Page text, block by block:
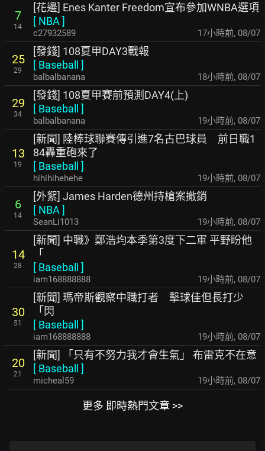
7
14
[花邊] Enes Kanter Freedom宣布參加WNBA選項
[ NBA ]
c27932589 17小時前, 08/07
25
29
[發錢] 108夏甲DAY3戰報
[ Baseball ]
balbalbanana 18小時前, 08/07
29
34
[發錢] 108夏甲賽前預測DAY4(上)
[ Baseball ]
balbalbanana 19小時前, 08/07
13
19
[新聞] 陸棒球聯賽傳引進7名古巴球員 前日職1
84轟重砲來了
[ Baseball ]
hihihihehehe 19小時前, 08/07
6
14
[外絮] James Harden德州持槍案撤銷
[ NBA ]
SeanLi1013 19小時前, 08/07
14
28
[新聞] 中職》鄭浩均本季第3度下二軍 平野盼他
「
[ Baseball ]
iam168888888 19小時前, 08/07
30
51
[新聞] 瑪帝斯觀察中職打者 擊球佳但長打少
「閃
[ Baseball ]
iam168888888 19小時前, 08/07
20
21
[新聞] 「只有不努力我才會生氣」 布雷克不在意
[ Baseball ]
micheal59 19小時前, 08/07
更多 即時熱門文章 >>